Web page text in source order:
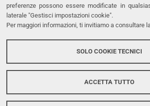
preferenze possono essere modificate in
laterale "Gestisci impostazioni cookie".
Per maggiori informazioni, ti invitiamo a consultare
SOLO COOKIE TECNICI
ACCETTA TUTTO
LINKS
Dichiarazione di accessibilità
Protezione dati personali